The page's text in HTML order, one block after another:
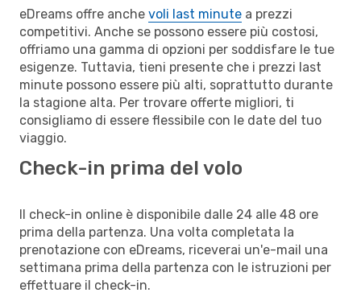
eDreams offre anche voli last minute a prezzi
competitivi. Anche se possono essere più costosi,
offriamo una gamma di opzioni per soddisfare le tue
esigenze. Tuttavia, tieni presente che i prezzi last
minute possono essere più alti, soprattutto durante
la stagione alta. Per trovare offerte migliori, ti
consigliamo di essere flessibile con le date del tuo
viaggio.
Check-in prima del volo
Il check-in online è disponibile dalle 24 alle 48 ore
prima della partenza. Una volta completata la
prenotazione con eDreams, riceverai un'e-mail una
settimana prima della partenza con le istruzioni per
effettuare il check-in.